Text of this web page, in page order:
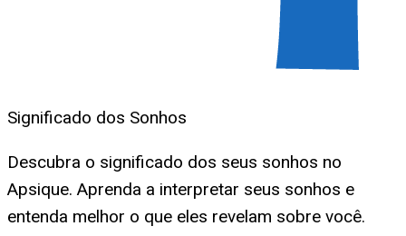
Significado dos Sonhos
Descubra o significado dos seus sonhos no
Apsique. Aprenda a interpretar seus sonhos e
entenda melhor o que eles revelam sobre você.